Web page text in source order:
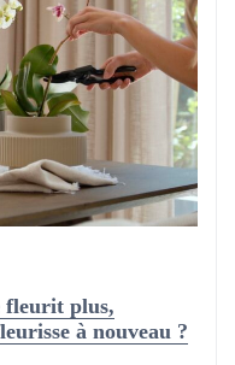
fleurit plus,
à nouveau ?